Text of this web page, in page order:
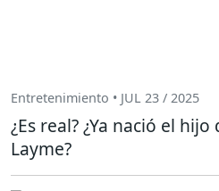
Entretenimiento • JUL 23 / 2025
¿Es real? ¿Ya nació el
Layme?